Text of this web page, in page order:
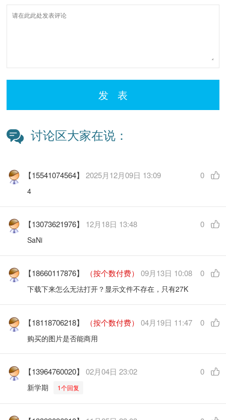
发 表
讨论区大家在说：
【15541074564】2025月12月09日 13:09 0
4
【13073621976】 12月18日 13:48 0
SaNi
【18660117876】 （按个数付费） 09月13日 10:08 0
下载下来怎么无法打开？显示文件不存在，只有27K
【18118706218】 （按个数付费） 04月19日 11:47 0
购买的图片是否能商用
【13964760020】02月04日 23:02 0
新学期 1个回复